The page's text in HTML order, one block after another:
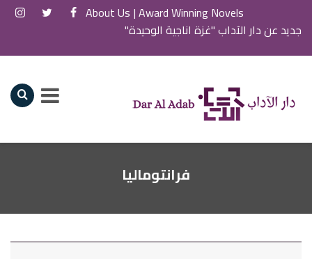
Award Winning Novels |
About Us
جديد عن دار الآداب "غزة اناجية الوحيدة"
فرانتوماليا